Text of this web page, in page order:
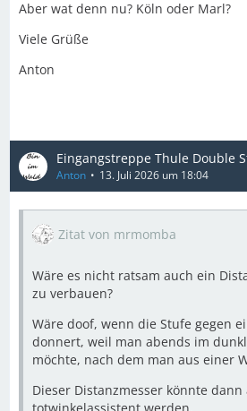
Aber wat denn nu? Köln oder Marl?
Viele Grüße
Anton
Eingangstreppe Thule Double
Anton 13. Juli 2026 um 18:04
Zitat von mrmomba
Wäre es nicht ratsam auch ein
zu verbauen?
Wäre doof, wenn die Stufe gegen
donnert, weil man abends im
möchte, nach dem man aus einer
Dieser Distanzmesser könnte